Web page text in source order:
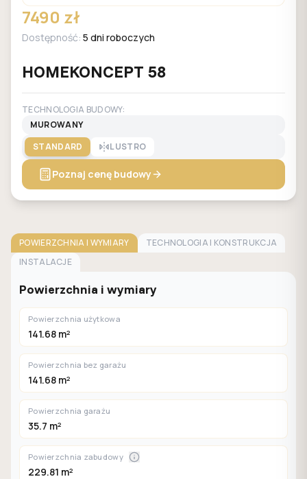
7490 zł
Dostępność: 5 dni roboczych
HOMEKONCEPT 58
TECHNOLOGIA BUDOWY:
MUROWANY
STANDARD
LUSTRO
Poznaj cenę budowy
POWIERZCHNIA I WYMIARY
TECHNOLOGIA I KONSTRUKCJA
INSTALACJE
Powierzchnia i wymiary
Powierzchnia użytkowa
141.68 m²
Powierzchnia bez garażu
141.68 m²
Powierzchnia garażu
35.7 m²
Powierzchnia zabudowy
229.81 m²